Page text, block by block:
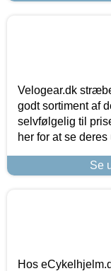
Velogear.dk
godt sortiment af
selvfølgelig til
her for at se deres
Se
Hos